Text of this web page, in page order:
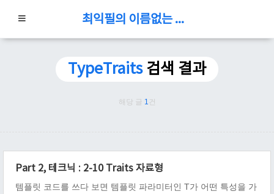
최익필의 이름없는 블로그
TypeTraits 검색 결과
해당 글 1 건
Part 2, 테크닉 : 2-10 Traits 자료형
템플릿 코드를 쓰다 보면 템플릿 파라미터인 T가 어떤 특성을 가